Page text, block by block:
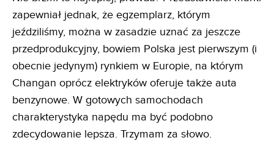
zapewniał jednak, że egzemplarz, którym
jeździliśmy, można w zasadzie uznać za jeszcze
przedprodukcyjny, bowiem Polska jest pierwszym (i
obecnie jedynym) rynkiem w Europie, na którym
Changan oprócz elektryków oferuje także auta
benzynowe. W gotowych samochodach
charakterystyka napędu ma być podobno
zdecydowanie lepsza. Trzymam za słowo.